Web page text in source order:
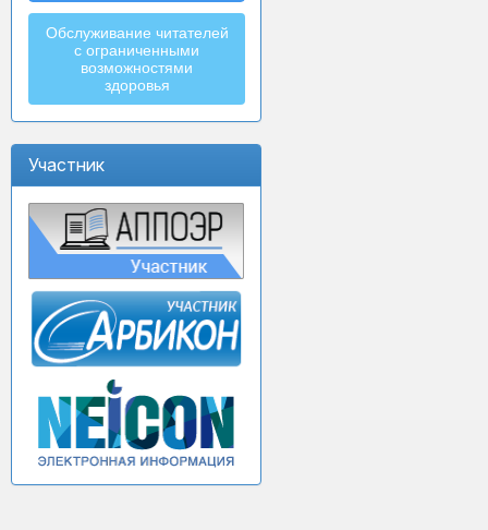
Обслуживание читателей
с ограниченными
возможностями
здоровья
Участник